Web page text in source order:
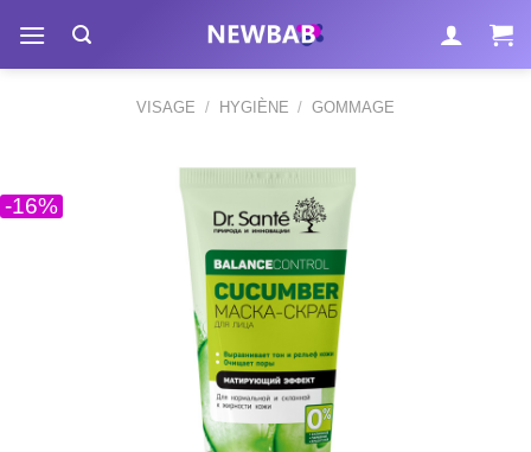
contenu
VISAGE / HYGIÈNE / GOMMAGE
-16%